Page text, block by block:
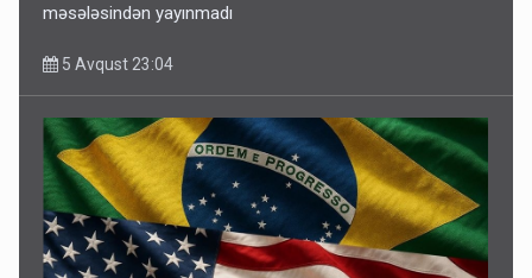
məsələsindən yayınmadı
5 Avqust 23:04